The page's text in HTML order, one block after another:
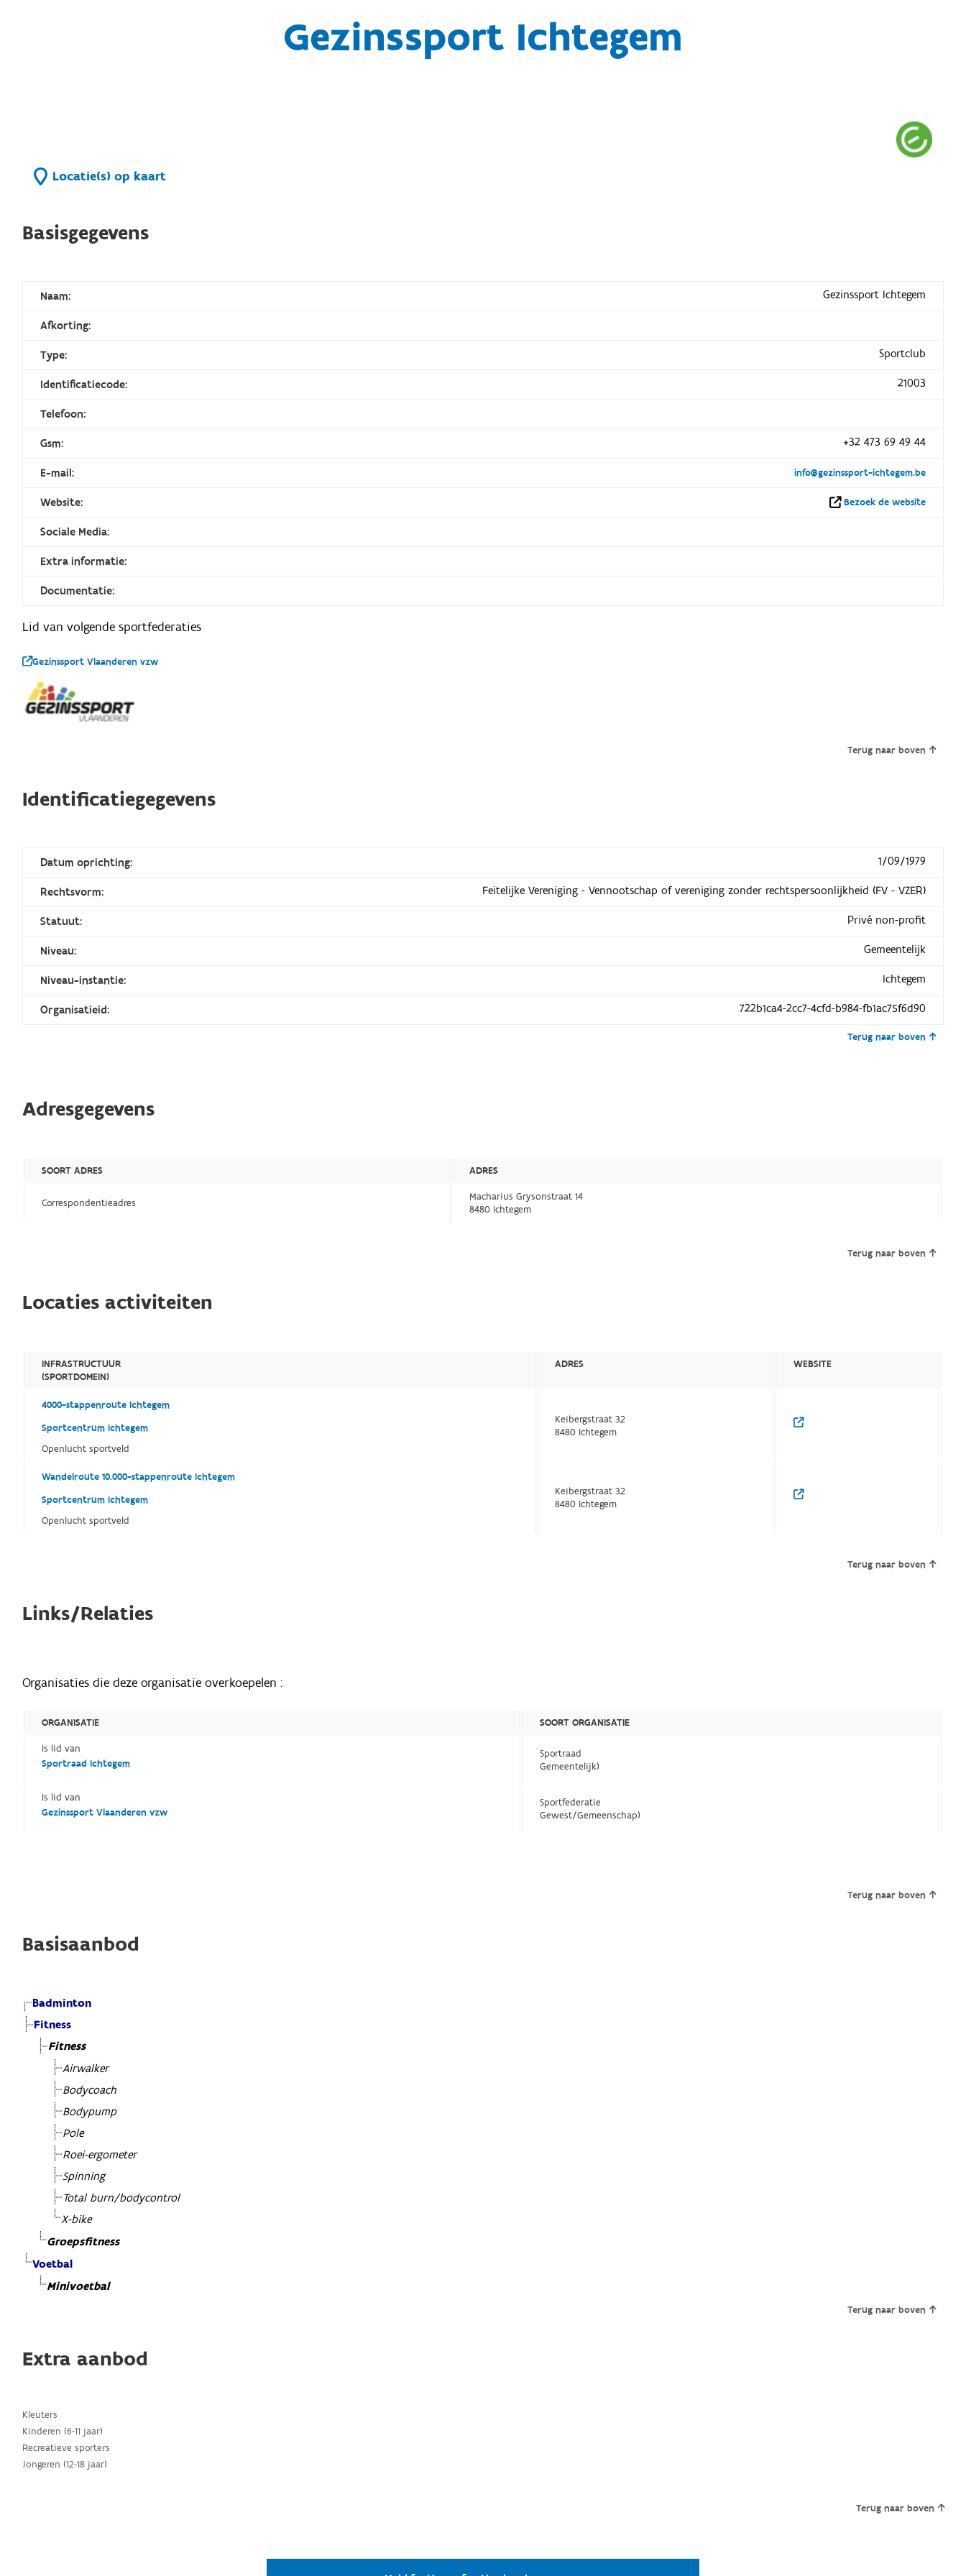
Gezinssport Ichtegem
Locatie(s) op kaart
Basisgegevens
Naam: Gezinssport Ichtegem
Afkorting:
Type: Sportclub
Identificatiecode: 21003
Telefoon:
Gsm: +32 473 69 49 44
E-mail: info@gezinssport-ichtegem.be
Website: Bezoek de website
Sociale Media:
Extra informatie:
Documentatie:
Lid van volgende sportfederaties
Gezinssport Vlaanderen vzw
Terug naar boven
Identificatiegegevens
Datum oprichting: 1/09/1979
Rechtsvorm: Feitelijke Vereniging - Vennootschap of vereniging zonder rechtspersoonlijkheid (FV - VZER)
Statuut: Privé non-profit
Niveau: Gemeentelijk
Niveau-instantie: Ichtegem
Organisatieid: 722b1ca4-2cc7-4cfd-b984-fb1ac75f6d90
Terug naar boven
Adresgegevens
SOORT ADRES ADRES
Correspondentieadres
Macharius Grysonstraat 14
8480 Ichtegem
Terug naar boven
Locaties activiteiten
INFRASTRUCTUUR
(SPORTDOMEIN)
ADRES WEBSITE
4000-stappenroute Ichtegem
Sportcentrum Ichtegem
Openlucht sportveld
Keibergstraat 32
8480 Ichtegem
Wandelroute 10.000-stappenroute Ichtegem
Sportcentrum Ichtegem
Openlucht sportveld
Keibergstraat 32
8480 Ichtegem
Terug naar boven
Links/Relaties
Organisaties die deze organisatie overkoepelen :
ORGANISATIE
SOORT ORGANISATIE
Is lid van
Sportraad Ichtegem
Sportraad
Gemeentelijk)
Is lid van
Gezinssport Vlaanderen vzw
Sportfederatie
Gewest/Gemeenschap)
Terug naar boven
Basisaanbod
Badminton
Fitness
Fitness
Airwalker
Bodycoach
Bodypump
Pole
Roei-ergometer
Spinning
Total burn/bodycontrol
X-bike
Groepsfitness
Voetbal
Minivoetbal
Terug naar boven
Extra aanbod
Kleuters
Kinderen (6-11 jaar)
Recreatieve sporters
Jongeren (12-18 jaar)
Terug naar boven